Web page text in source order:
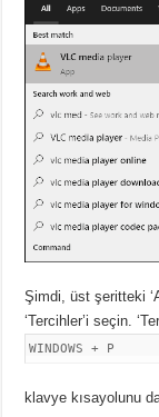
Şimdi, üst şeritteki
‘Tercihler’i seçin.
WINDOWS + P
klavye kısayolunu